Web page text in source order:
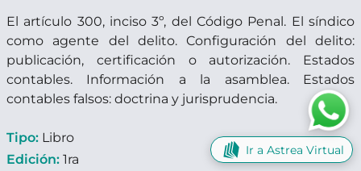
El artículo 300, inciso 3º, del Código Penal. El síndico
como agente del delito. Configuración del delito:
publicación, certificación o autorización. Estados
contables. Información a la asamblea. Estados
contables falsos: doctrina y jurisprudencia.
Tipo: Libro
Edición: 1ra
Ir a Astrea Virtual